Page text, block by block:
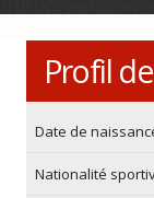
Profil
Date de
Nationalité